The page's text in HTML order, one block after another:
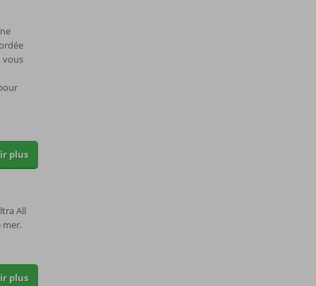
vous
plus
All
mer.
plus